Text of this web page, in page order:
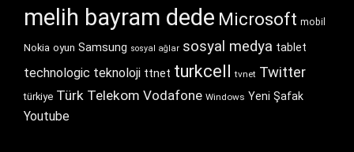
melih bayram dede Microsoft mobil
Nokia oyun Samsung sosyal ağlar sosyal medya tablet
technologic teknoloji ttnet turkcell tvnet Twitter
türkiye Türk Telekom Vodafone Windows Yeni Şafak
Youtube